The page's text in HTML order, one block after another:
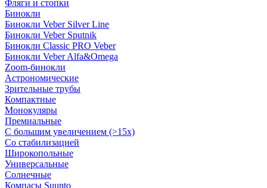
Фляги и стопки
Бинокли
Бинокли Veber Silver Line
Бинокли Veber Sputnik
Бинокли Classic PRO Veber
Бинокли Veber Alfa&Omega
Zoom-бинокли
Астрономические
Зрительные трубы
Компактные
Монокуляры
Премиальные
С большим увеличением (>15x)
Со стабилизацией
Широкопольные
Универсальные
Солнечные
Компасы Suunto